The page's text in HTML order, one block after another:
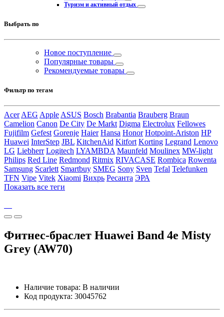
Туризм и активный отдых
Выбрать по
Новое поступление
Популярные товары
Рекомендуемые товары
Фильтр по тегам
Acer AEG Apple ASUS Bosch Brabantia Brauberg Braun
Camelion Canon De City De Markt Digma Electrolux Fellowes
Fujifilm Gefest Gorenje Haier Hansa Honor Hotpoint-Ariston HP
Huawei InterStep JBL KitchenAid Kitfort Korting Legrand Lenovo
LG Liebherr Logitech LYAMBDA Maunfeld Moulinex MW-light
Philips Red Line Redmond Ritmix RIVACASE Rombica Rowenta
Samsung Scarlett Smartbuy SMEG Sony Sven Tefal Telefunken
TFN Vipe Vitek Xiaomi Вихрь Ресанта ЭРА
Показать все теги
Фитнес-браслет Huawei Band 4e Misty
Grey (AW70)
Наличие товара: В наличии
Код продукта: 30045762